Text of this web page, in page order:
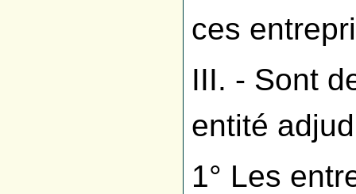
ces
III. - Sont
entité
1° Les